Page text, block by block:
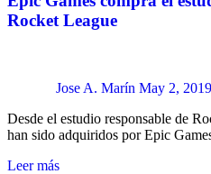
Rocket League
Jose A. Marín May 2, 2019
Desde el estudio responsable de
han sido adquiridos por Epic
Leer más